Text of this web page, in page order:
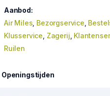
Aanbod:
Air Miles Bezorgservice
Klusservice Zagerij
Ruilen
Openingstijden